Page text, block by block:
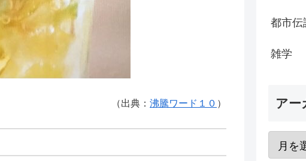
（出典： 沸騰ワード１０ ）
都市伝
雑学
アー